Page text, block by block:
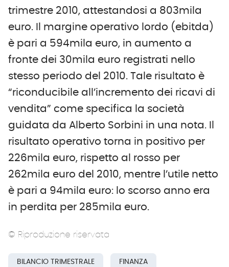
trimestre 2010, attestandosi a 803mila
euro. Il margine operativo lordo (ebitda)
è pari a 594mila euro, in aumento a
fronte dei 30mila euro registrati nello
stesso periodo del 2010. Tale risultato è
“riconducibile all’incremento dei ricavi di
vendita” come specifica la società
guidata da Alberto Sorbini in una nota. Il
risultato operativo torna in positivo per
226mila euro, rispetto al rosso per
262mila euro del 2010, mentre l’utile netto
è pari a 94mila euro: lo scorso anno era
in perdita per 285mila euro.
© Riproduzione riservata
BILANCIO TRIMESTRALE FINANZA